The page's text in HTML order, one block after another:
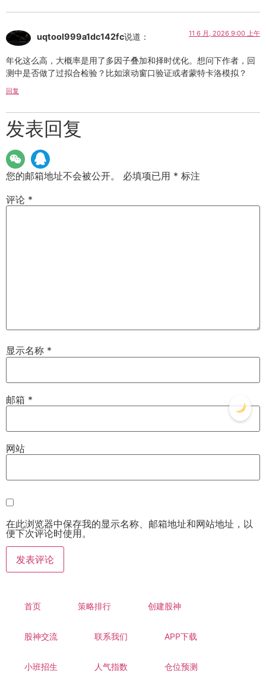
uqtool999a1dc142fc说道： 11 6 月, 2026 9:00 上午
年化这么高，大概率是用了多因子叠加和择时优化。想问下作者，回
测中是否做了过拟合检验？比如滚动窗口验证或者蒙特卡洛模拟？
回复
发表回复
您的邮箱地址不会被公开。 必填项已用 * 标注
评论 *
显示名称 *
邮箱 *
网站
在此浏览器中保存我的显示名称、邮箱地址和网站地址，以
便下次评论时使用。
首页 策略排行 创建股神
股神交流 联系我们 APP下载
小班招生 人气指数 仓位预测